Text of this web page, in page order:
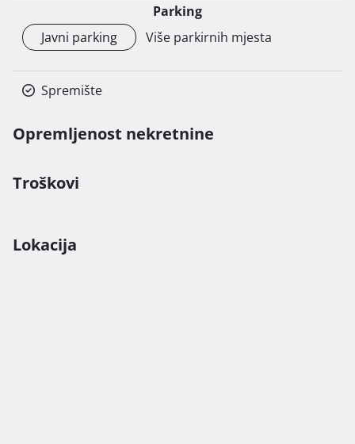
Parking
Javni parking
Više parkirnih mjesta
Spremište
Opremljenost nekretnine
Troškovi
Lokacija